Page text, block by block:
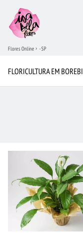
Flores Online - SP
FLORICULTURA EM BOREBI